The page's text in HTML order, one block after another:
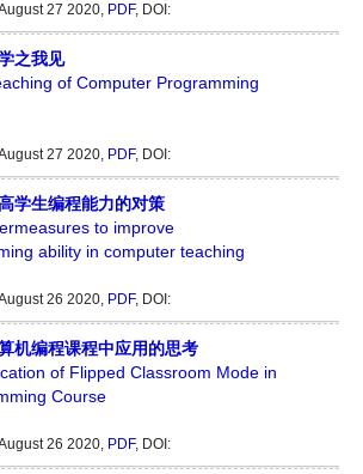
27 2020, PDF, DOI:
之我见
of Computer Programming
27 2020, PDF, DOI:
学生编程能力的对策
to improve
ability in computer teaching
26 2020, PDF, DOI:
机编程课程中应用的思考
of Flipped Classroom Mode in
Course
26 2020, PDF, DOI: